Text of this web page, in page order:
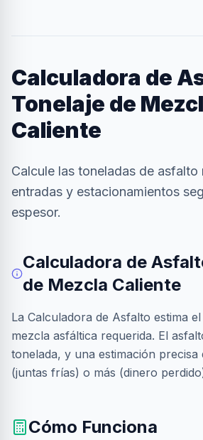
Calculadora de
Tonelaje de
Caliente
Calcule las toneladas de asfalto
entradas y estacionamientos
espesor.
Calculadora de
de Mezcla Caliente
La Calculadora de Asfalto estima
mezcla asfáltica requerida. El
tonelada, y una estimación precisa
(juntas frías) o más (dinero
Cómo Funciona